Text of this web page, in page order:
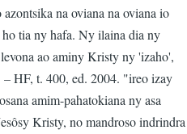
na oviana na oviana io
tia ny hafa. Ny ilaina dia ny
ao aminy Kristy ny 'izaho',
HF, t. 400, ed. 2004. "ireo izay
amim-pahatokiana ny asa
Kristy, no mandroso indrindra